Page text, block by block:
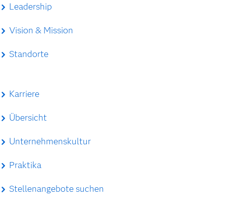
Leadership
Vision & Mission
Standorte
Karriere
Übersicht
Unternehmenskultur
Praktika
Stellenangebote suchen